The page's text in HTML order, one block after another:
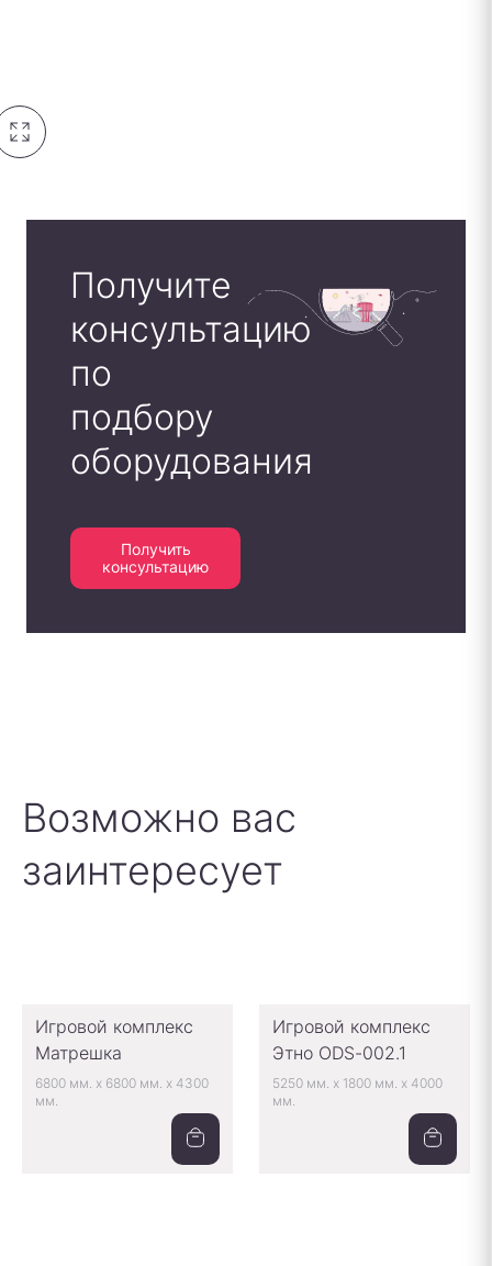
Получите
консультацию
по
подбору
оборудования
Получить
консультацию
Возможно вас
заинтересует
Игровой комплекс
Матрешка
6800 мм. x 6800 мм. x 4300
мм.
Игровой комплекс
Этно ODS-002.1
5250 мм. x 1800 мм. x 4000
мм.